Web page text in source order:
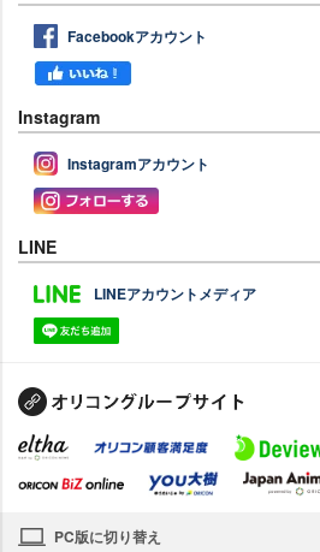
Facebookアカウント
Instagram
Instagramアカウント
LINE
LINEアカウントメディア
PC版に切り替え